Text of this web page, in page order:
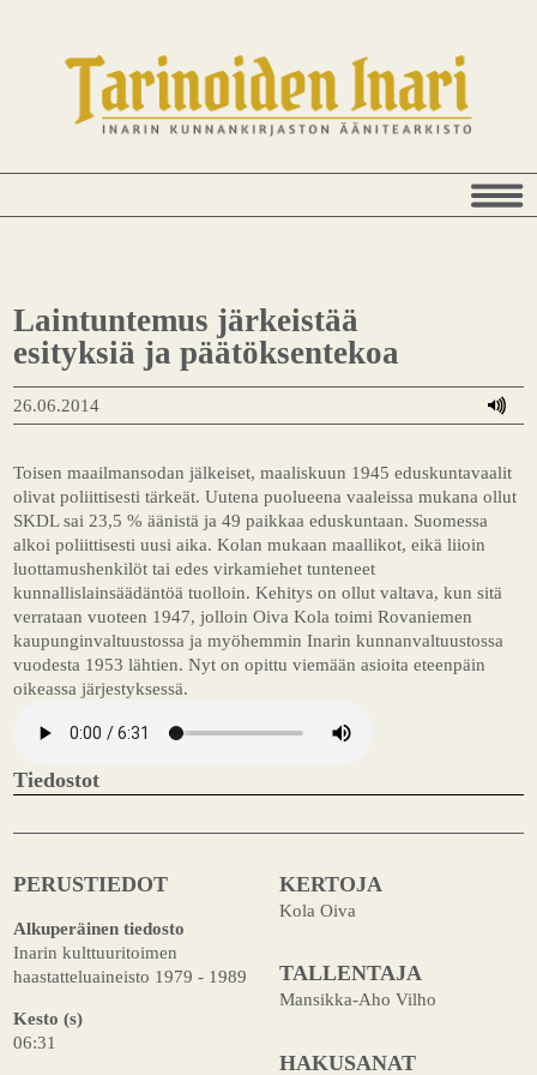
Laintuntemus järkeistää
esityksiä ja päätöksentekoa
26.06.2014
Toisen maailmansodan jälkeiset, maaliskuun 1945 eduskuntavaalit
olivat poliittisesti tärkeät. Uutena puolueena vaaleissa mukana ollut
SKDL sai 23,5 % äänistä ja 49 paikkaa eduskuntaan. Suomessa
alkoi poliittisesti uusi aika. Kolan mukaan maallikot, eikä liioin
luottamushenkilöt tai edes virkamiehet tunteneet
kunnallislainsäädäntöä tuolloin. Kehitys on ollut valtava, kun sitä
verrataan vuoteen 1947, jolloin Oiva Kola toimi Rovaniemen
kaupunginvaltuustossa ja myöhemmin Inarin kunnanvaltuustossa
vuodesta 1953 lähtien. Nyt on opittu viemään asioita eteenpäin
oikeassa järjestyksessä.
Tiedostot
PERUSTIEDOT
Alkuperäinen tiedosto
Inarin kulttuuritoimen
haastatteluaineisto 1979 - 1989
Kesto (s)
06:31
KERTOJA
Kola Oiva
TALLENTAJA
Mansikka-Aho Vilho
HAKUSANAT